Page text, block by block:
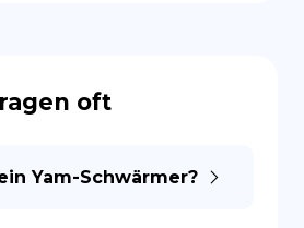
oft
Yam-Schwärmer?